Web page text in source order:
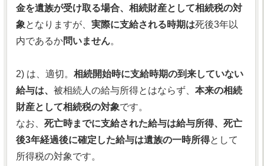
金を遺族が受け取る場合、相続財産として相続税の対
象となりますが、 実際に支給される時期は死後3年以
内であるか問いません。
2) は、適切。 相続開始時に支給時期の到来していない
給与は、 被相続人の給与所得とはならず、 本来の相続
財産として相続税の対象です。
なお、 死亡時までに支給された給与は給与所得、死亡
後3年経過後に確定した給与は遺族の一時所得として
所得税の対象です。